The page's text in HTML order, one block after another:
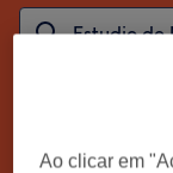
Ao clicar em